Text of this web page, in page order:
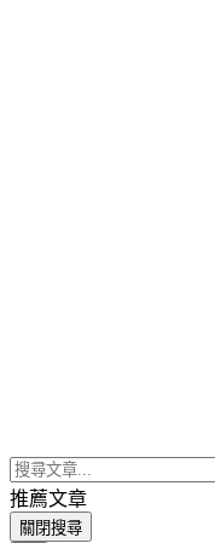
推薦文章
關閉搜尋